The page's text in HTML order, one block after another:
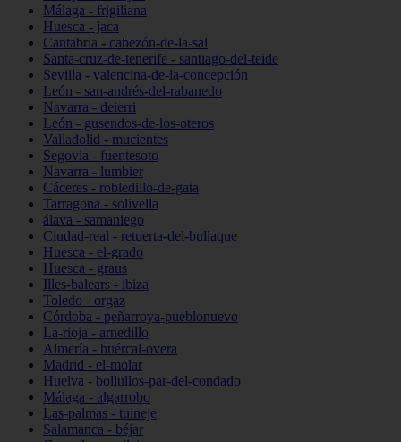
Málaga - frigiliana
Huesca - jaca
Cantabria - cabezón-de-la-sal
Santa-cruz-de-tenerife - santiago-del-teide
Sevilla - valencina-de-la-concepción
León - san-andrés-del-rabanedo
Navarra - deierri
León - gusendos-de-los-oteros
Valladolid - mucientes
Segovia - fuentesoto
Navarra - lumbier
Cáceres - robledillo-de-gata
Tarragona - solivella
álava - samaniego
Ciudad-real - retuerta-del-bullaque
Huesca - el-grado
Huesca - graus
Illes-balears - ibiza
Toledo - orgaz
Córdoba - peñarroya-pueblonuevo
La-rioja - arnedillo
Almería - huércal-overa
Madrid - el-molar
Huelva - bollullos-par-del-condado
Málaga - algarrobo
Las-palmas - tuineje
Salamanca - béjar